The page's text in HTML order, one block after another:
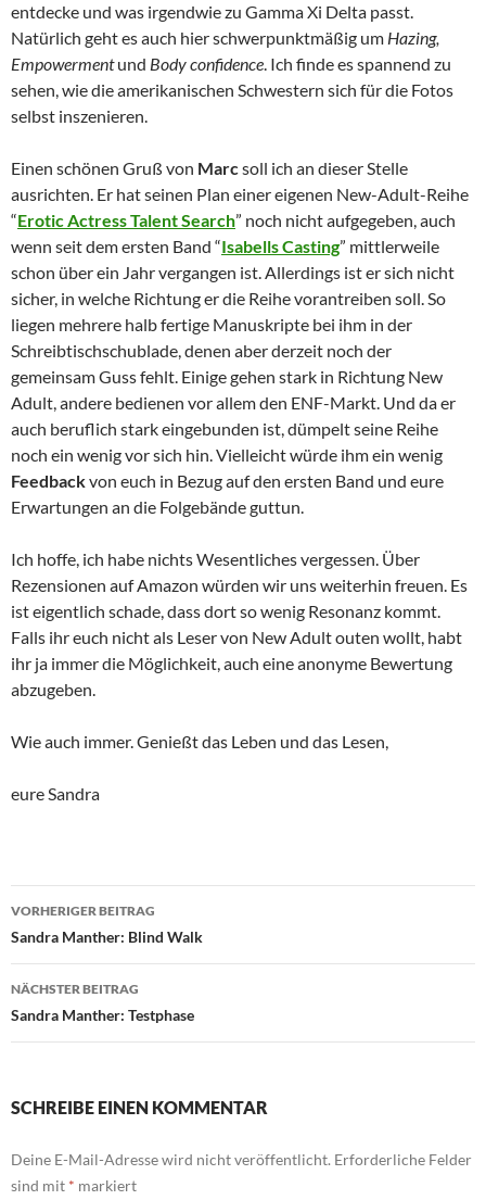
entdecke und was irgendwie zu Gamma Xi Delta passt.
Natürlich geht es auch hier schwerpunktmäßig um Hazing,
Empowermentund Body confidence. Ich finde es spannend zu
sehen, wie die amerikanischen Schwestern sich für die Fotos
selbst inszenieren.
Einen schönen Gruß von Marcsoll ich an dieser Stelle
ausrichten. Er hat seinen Plan einer eigenen New-Adult-Reihe
“Erotic Actress Talent Search” noch nicht aufgegeben, auch
wenn seit dem ersten Band “Isabells Casting” mittlerweile
schon über ein Jahr vergangen ist. Allerdings ist er sich nicht
sicher, in welche Richtung er die Reihe vorantreiben soll. So
liegen mehrere halb fertige Manuskripte bei ihm in der
Schreibtischschublade, denen aber derzeit noch der
gemeinsam Guss fehlt. Einige gehen stark in Richtung New
Adult, andere bedienen vor allem den ENF-Markt. Und da er
auch beruflich stark eingebunden ist, dümpelt seine Reihe
noch ein wenig vor sich hin. Vielleicht würde ihm ein wenig
Feedbackvon euch in Bezug auf den ersten Band und eure
Erwartungen an die Folgebände guttun.
Ich hoffe, ich habe nichts Wesentliches vergessen. Über
Rezensionen auf Amazon würden wir uns weiterhin freuen. Es
ist eigentlich schade, dass dort so wenig Resonanz kommt.
Falls ihr euch nicht als Leser von New Adult outen wollt, habt
ihr ja immer die Möglichkeit, auch eine anonyme Bewertung
abzugeben.
Wie auch immer. Genießt das Leben und das Lesen,
eure Sandra
Beitragsnavigation
VORHERIGER BEITRAG
Sandra Manther: Blind Walk
NÄCHSTER BEITRAG
Sandra Manther: Testphase
SCHREIBE EINEN KOMMENTAR
Deine E-Mail-Adresse wird nicht veröffentlicht. Erforderliche Felder
sind mit * markiert